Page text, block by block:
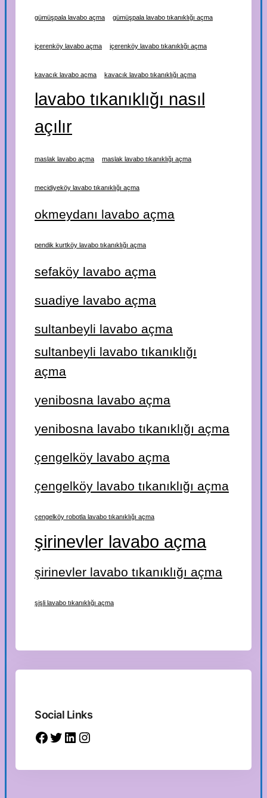
gümüşpala lavabo açma gümüşpala lavabo tıkanıklığı açma
içerenköy lavabo açma içerenköy lavabo tıkanıklığı açma
kavacık lavabo açma kavacık lavabo tıkanıklığı açma
lavabo tıkanıklığı nasıl
açılır
maslak lavabo açma maslak lavabo tıkanıklığı açma
mecidiyeköy lavabo tıkanıklığı açma
okmeydanı lavabo açma
pendik kurtköy lavabo tıkanıklığı açma
sefaköy lavabo açma
suadiye lavabo açma
sultanbeyli lavabo açma
sultanbeyli lavabo tıkanıklığı
açma
yenibosna lavabo açma
yenibosna lavabo tıkanıklığı açma
çengelköy lavabo açma
çengelköy lavabo tıkanıklığı açma
çengelköy robotla lavabo tıkanıklığı açma
şirinevler lavabo açma
şirinevler lavabo tıkanıklığı açma
şişli lavabo tıkanıklığı açma
Social Links
Facebook Twitter LinkedIn Instagram